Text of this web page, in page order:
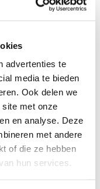
advertenties te
media te bieden
Ook delen we
met onze
en analyse. Deze
met andere
of die ze hebben
hun services.
in het trekken
onderwerp in
cursussen en
militairen en
seksuele
Het is een
om
zijn. Dat zou